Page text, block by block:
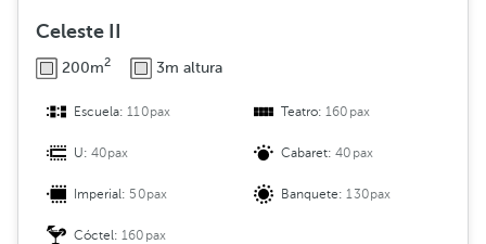
Celeste II
200m2 3m altura
Escuela:110pax Teatro:160pax
U:40pax Cabaret:40pax
Imperial: 50pax Banquete:130pax
Cóctel:160pax